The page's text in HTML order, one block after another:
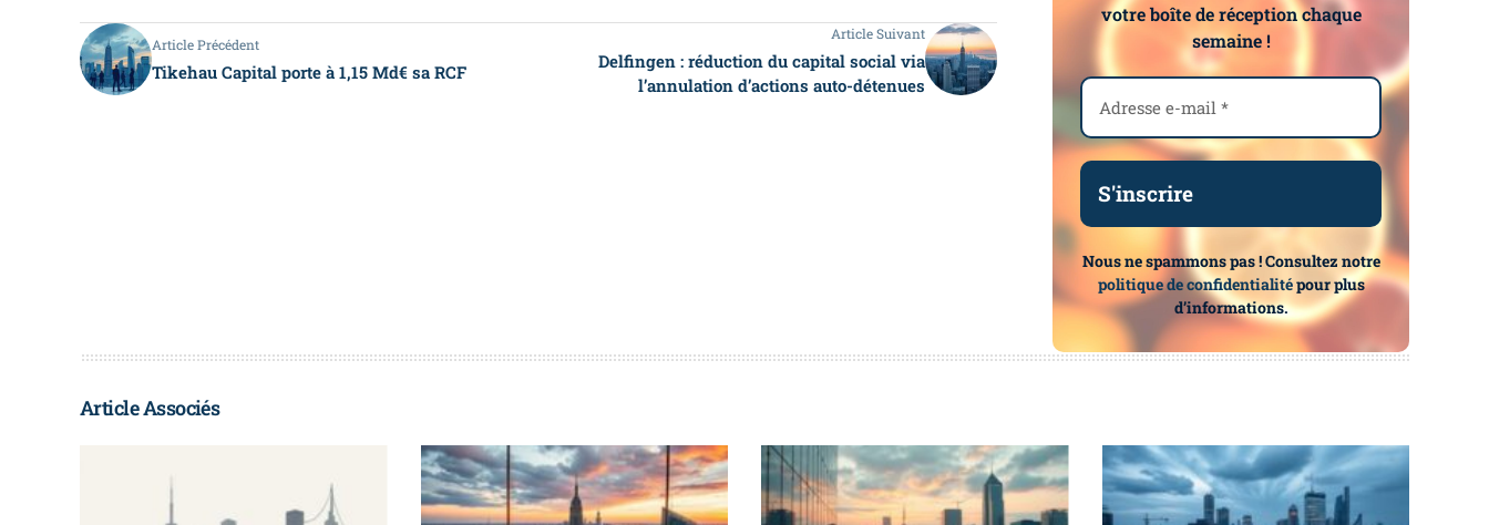
Article Précédent
Tikehau Capital porte à 1,15 Md€ sa RCF
Article Suivant
Delfingen : réduction du capital social via
l’annulation d’actions auto-détenues
votre boîte de réception chaque
semaine !
Nous ne spammons pas ! Consultez notre
politique de confidentialitépour plus
d’informations.
Article Associés